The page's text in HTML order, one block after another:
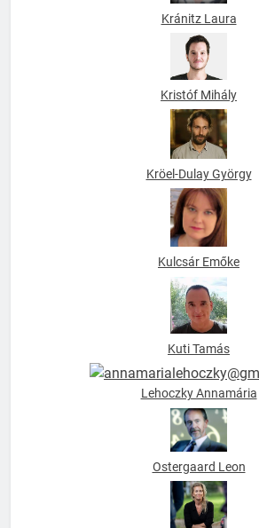
Kránitz Laura
Kristóf Mihály
Kröel-Dulay György
Kulcsár Emőke
Kuti Tamás
Lehoczky Annamária
Ostergaard Leon